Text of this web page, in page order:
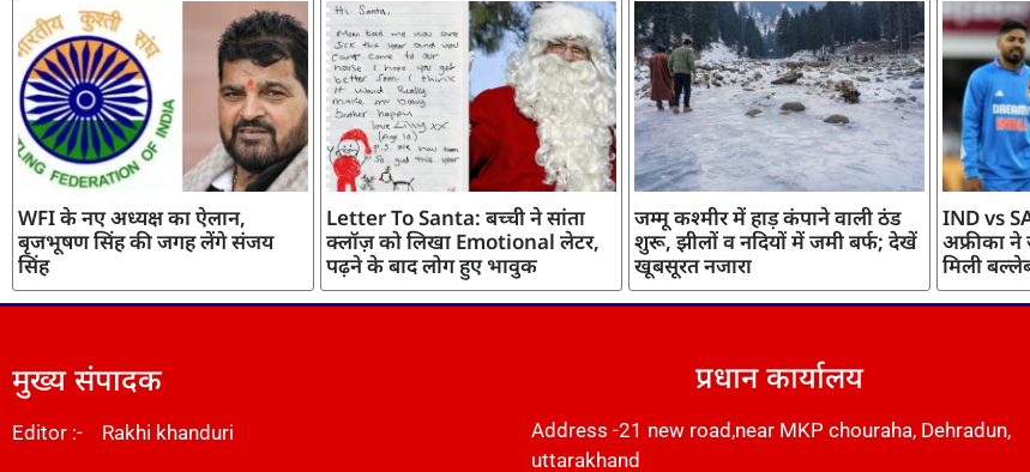
WFI के नए अध्यक्ष का ऐलान,
बृजभूषण सिंह की जगह लेंगे संजय
सिंह
Letter To Santa: बच्ची ने सांता
क्लॉज़ को लिखा Emotional लेटर,
पढ़ने के बाद लोग हुए भावुक
जम्मू कश्मीर में हाड़ कंपाने वाली ठंड
शुरू, झीलों व नदियों में जमी बर्फ; देखें
खूबसूरत नजारा
IND vs
अफ्रीका ने
मिली
मुख्य संपादक
Editor :- Rakhi khanduri
प्रधान कार्यालय
Address -21 new road,near MKP chouraha, Dehradun,
uttarakhand